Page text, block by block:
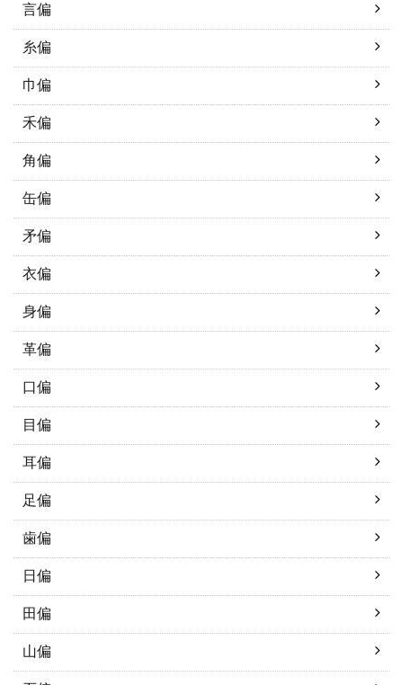
言偏
糸偏
巾偏
禾偏
角偏
缶偏
矛偏
衣偏
身偏
革偏
口偏
目偏
耳偏
足偏
歯偏
日偏
田偏
山偏